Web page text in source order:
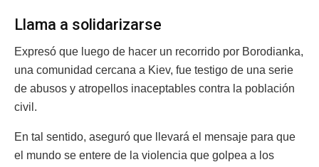
Llama a solidarizarse
Expresó que luego de hacer un recorrido por Borodianka,
una comunidad cercana a Kiev, fue testigo de una serie
de abusos y atropellos inaceptables contra la población
civil.
En tal sentido, aseguró que llevará el mensaje para que
el mundo se entere de la violencia que golpea a los